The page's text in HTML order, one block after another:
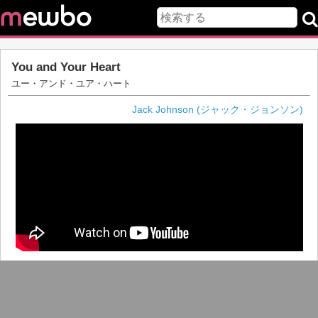
You and Your Heart
ユー・アンド・ユア・ハート
Jack Johnson (ジャック・ジョンソン)